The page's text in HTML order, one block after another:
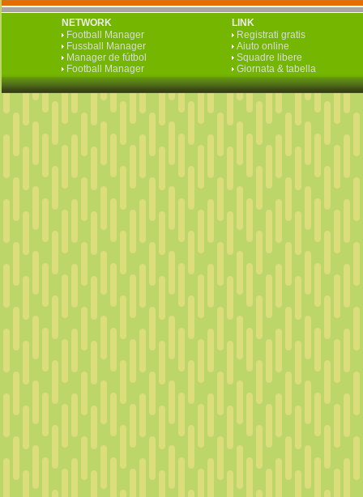
NETWORK
Football Manager
Fussball Manager
Manager de fútbol
Football Manager
LINK
Registrati gratis
Aiuto online
Squadre libere
Giornata & tabella